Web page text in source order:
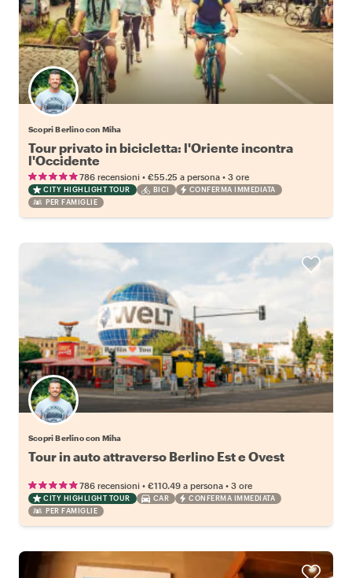
Scopri Berlino con Miha
Tour privato in bicicletta: l'Oriente incontra
l'Occidente
786 recensioni • €55.25 a persona • 3 ore
CITY HIGHLIGHT TOUR BICI
CONFERMA IMMEDIATA
PER FAMIGLIE
Scopri Berlino con Miha
Tour in auto attraverso Berlino Est e Ovest
786 recensioni • €110.49 a persona • 3 ore
CITY HIGHLIGHT TOUR CAR
CONFERMA IMMEDIATA
PER FAMIGLIE